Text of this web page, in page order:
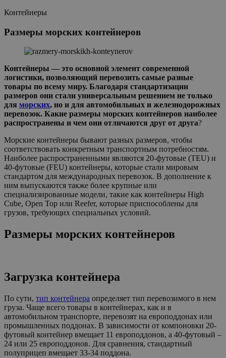
Контейнеры
Размеры морских контейнеров
Контейнеры — это основной элемент современной
логистики, позволяющий перевозить самые разные
товары по всему миру. Благодаря стандартизации
размеров они стали универсальным решением не только
для морских, но и для автомобильных и железнодорожных
перевозок. Какие размеры морских контейнеров наиболее
распространены и чем они отличаются друг от друга?
Морские контейнеры бывают разных размеров, чтобы
соответствовать конкретным транспортным потребностям.
Наиболее распространенными являются 20-футовые (TEU) и
40-футовые (FEU) контейнеры, которые стали мировым
стандартом для международных перевозок. В дополнение к
ним выпускаются также более крупные или
специализированные модели, такие как контейнеры High
Cube, Open Top или Reefer, которые приспособлены для
грузов, требующих специальных условий.
Размеры морских контейнеров
Загрузка контейнера
По сути, тип контейнера определяет тип перевозимого в нем
груза. Чаще всего товары в контейнерах, как и в
автомобильном транспорте, перевозят на европоддонах или
промышленных поддонах. В зависимости от компоновки 20-
футовый контейнер вмещает 11 европоддонов, а 40-футовый –
24 или 25 европоддонов. Для сравнения, стандартный
полуприцеп вмещает 33-34 поддона.